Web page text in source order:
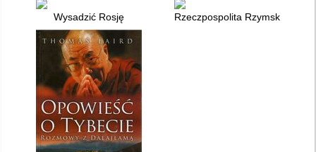
Wysadzić Rosję Rzeczpospolita Rzymska